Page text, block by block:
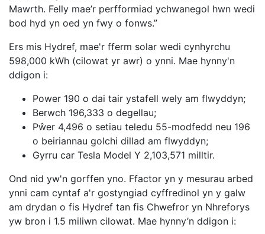
Mawrth. Felly mae’r perfformiad ychwanegol hwn wedi
bod hyd yn oed yn fwy o fonws.”
Ers mis Hydref, mae'r fferm solar wedi cynhyrchu
598,000 kWh (cilowat yr awr) o ynni. Mae hynny'n
ddigon i:
Power 190 o dai tair ystafell wely am flwyddyn;
Berwch 196,333 o degellau;
Pŵer 4,496 o setiau teledu 55-modfedd neu 196
o beiriannau golchi dillad am flwyddyn;
Gyrru car Tesla Model Y 2,103,571 milltir.
Ond nid yw'n gorffen yno. Ffactor yn y mesurau arbed
ynni cam cyntaf a'r gostyngiad cyffredinol yn y galw
am drydan o fis Hydref tan fis Chwefror yn Nhreforys
yw bron i 1.5 miliwn cilowat. Mae hynny’n ddigon i: